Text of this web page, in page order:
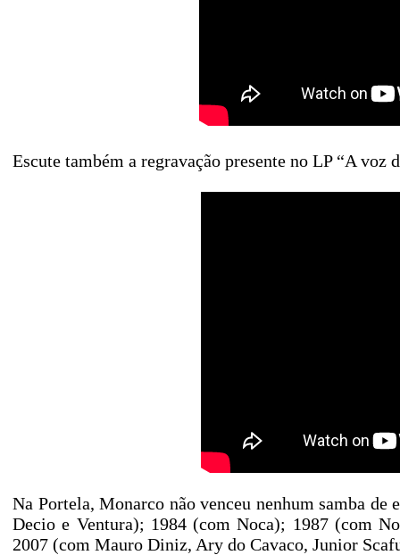
Escute também a regravação presente no LP “A voz
Na Portela, Monarco não venceu nenhum samba
Decio e Ventura); 1984 (com Noca); 1987 (com
2007 (com Mauro Diniz, Ary do Cavaco, Junior